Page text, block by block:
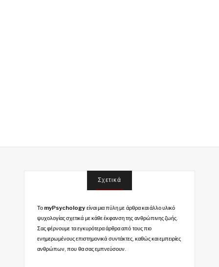
Σχετικά
Το myPsychology είναι μια πύλη με άρθρα και άλλο υλικό
ψυχολογίας σχετικά με κάθε έκφανση της ανθρώπινης ζωής.
Σας φέρνουμε τα εγκυρότερα άρθρα από τους πιο
ενημερωμένους επιστημονικά συντάκτες, καθώς και εμπειρίες
ανθρώπων, που θα σας εμπνεύσουν.